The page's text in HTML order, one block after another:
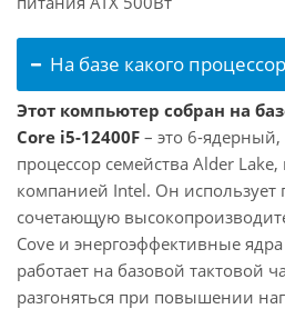
На базе какого
Этот компьютер собран на
Core i5-12400F – это 6-
процессор семейства Alder
компанией Intel. Он использует
сочетающую
Cove и энергоэффективные
работает на базовой тактовой
разгоняться при повышении